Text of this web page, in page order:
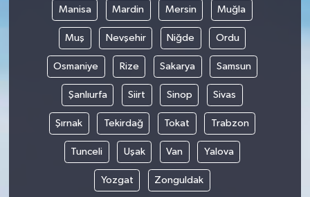
Manisa Mardin Mersin Muğla
Muş Nevşehir Niğde Ordu
Osmaniye Rize Sakarya Samsun
Şanlıurfa Siirt Sinop Sivas
Şırnak Tekirdağ Tokat Trabzon
Tunceli Uşak Van Yalova
Yozgat Zonguldak